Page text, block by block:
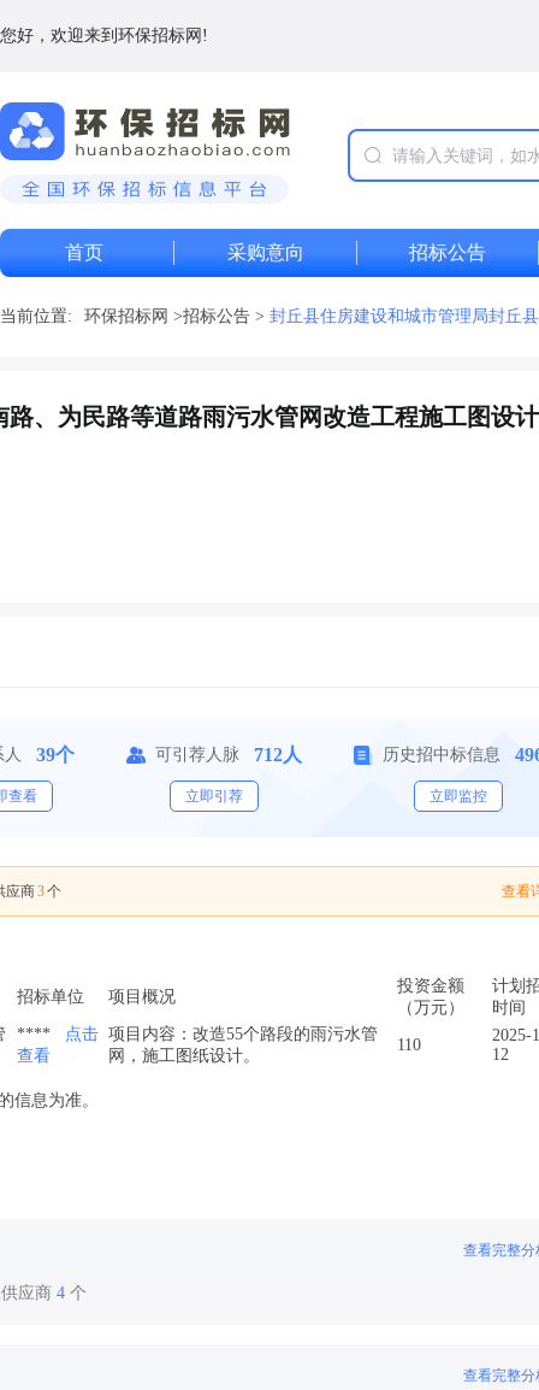
您好，欢迎来到环保招标网!
首页 采购意向 招标公告
当前位置: 环保招标网 >招标公告 > 封丘县住房建设和城市管理局封丘
、为民路等道路雨污水管网改造工程施工图设
39个
查看
可引荐人脉 712人
立即引荐
历史招中标信息
立即监控
应商3个 查看
招标单位 项目概况
投资金额
（万元）
计划
时间
****
点击
查看
项目内容：改造55个路段的雨污水管
网，施工图纸设计。
110
2025-
12
信息为准。
查看完整分
应商 4 个
查看完整分